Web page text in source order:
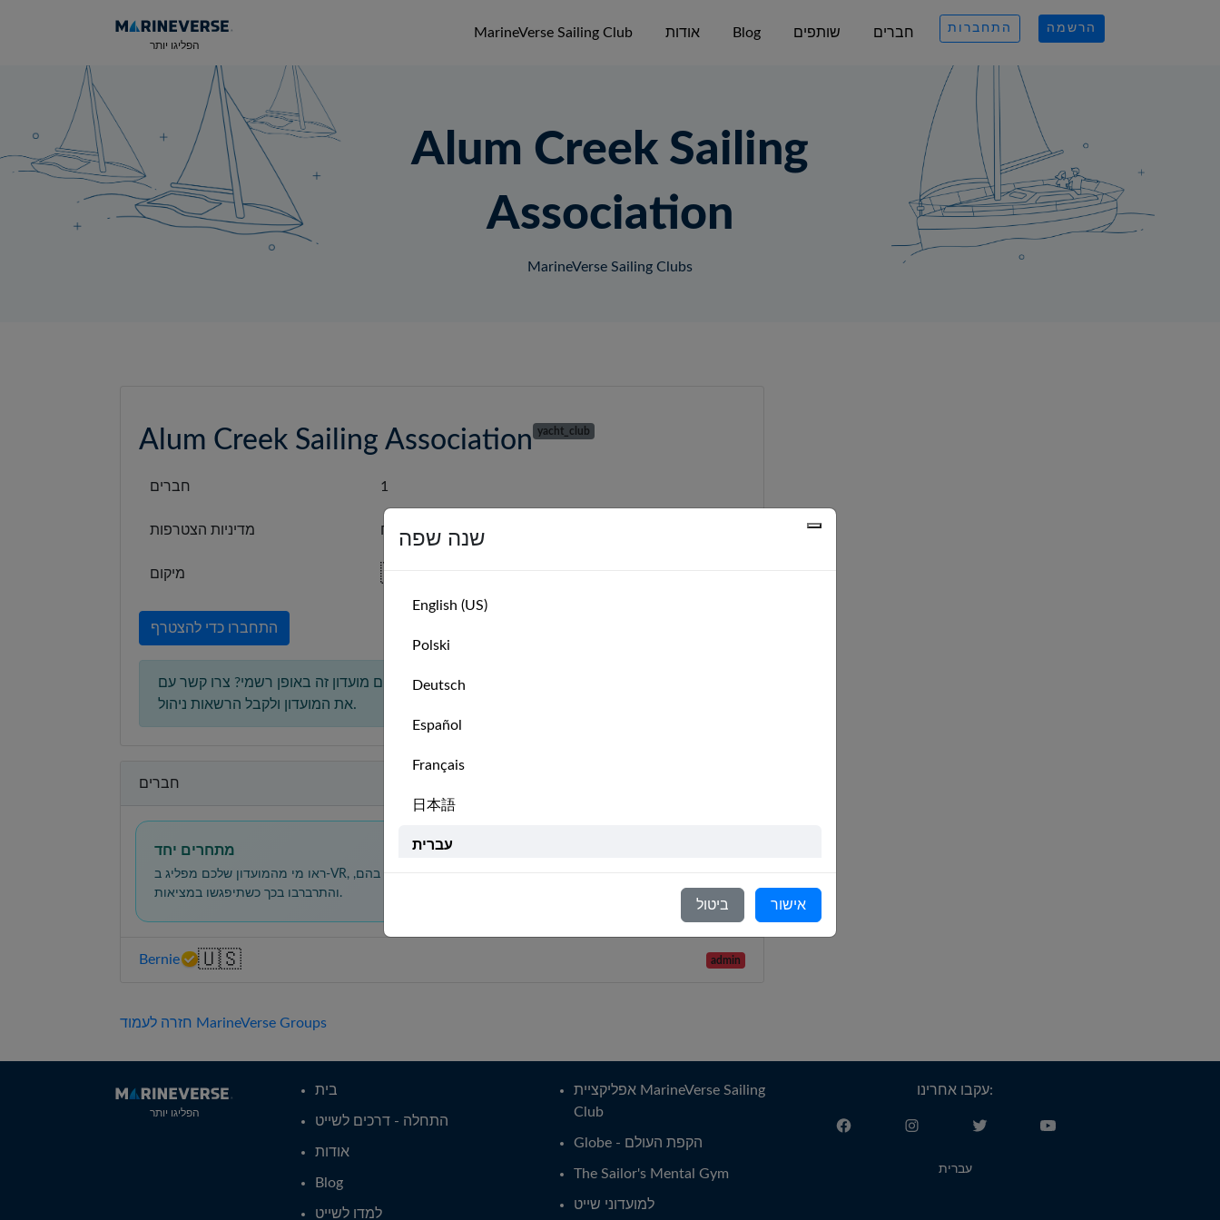
הפליגו יותר
MarineVerse Sailing Club אודות Blog שותפים חברים התחברות הרשמה
Alum Creek Sailing
Association
MarineVerse Sailing Clubs
Alum Creek Sailing Association yacht_club
חברים 1
מדיניות הצטרפות פתוח
מיקום 🇺🇸
התחברו כדי להצטרף
האם אתם מייצגים מועדון זה באופן רשמי? צרו קשר עם
את המועדון ולקבל הרשאות ניהול.
חברים
מתחרים יחד
ראו מי מהמועדון שלכם מפליג ב-VR, התחרו בהם,
והתרברבו בכך כשתיפגשו במציאות.
לומדים יחד
Bernie 🇺🇸 admin
חזרה לעמוד MarineVerse Groups
הפליגו יותר
בית
התחלה - דרכים לשייט
אודות
Blog
למדו לשייט
אפליקציית MarineVerse Sailing
Club
Globe - הקפת העולם
The Sailor's Mental Gym
למועדוני שייט
עקבו אחרינו:
עברית
שנה שפה
English (US)
Polski
Deutsch
Español
Français
日本語
עברית
ביטול אישור